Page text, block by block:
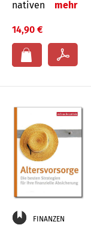
nativen
mehr
14,90 €
FINANZEN